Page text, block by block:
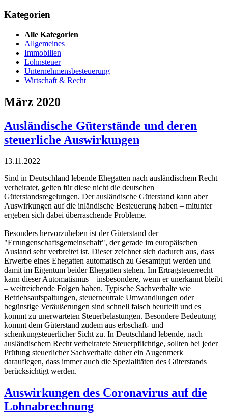
Kategorien
Alle Kategorien
Allgemeines
Immobilien
Lohnsteuer
Unternehmensbesteuerung
Wirtschaft & Recht
März 2020
Ausländische Güterstände und deren
steuerliche Auswirkungen
13.11.2022
Sind in Deutschland lebende Ehegatten nach ausländischem Recht
verheiratet, gelten für diese nicht die deutschen
Güterstandsregelungen. Der ausländische Güterstand kann aber
Auswirkungen auf die inländische Besteuerung haben – mitunter
ergeben sich dabei überraschende Probleme.
Besonders hervorzuheben ist der Güterstand der
"Errungenschaftsgemeinschaft", der gerade im europäischen
Ausland sehr verbreitet ist. Dieser zeichnet sich dadurch aus, dass
Erwerbe eines Ehegatten automatisch zu Gesamtgut werden und
damit im Eigentum beider Ehegatten stehen. Im Ertragsteuerrecht
kann dieser Automatismus – insbesondere, wenn er unerkannt bleibt
– weitreichende Folgen haben. Typische Sachverhalte wie
Betriebsaufspaltungen, steuerneutrale Umwandlungen oder
begünstige Veräußerungen sind schnell falsch beurteilt und es
kommt zu unerwarteten Steuerbelastungen. Besondere Bedeutung
kommt dem Güterstand zudem aus erbschaft- und
schenkungsteuerlicher Sicht zu. In Deutschland lebende, nach
ausländischem Recht verheiratete Steuerpflichtige, sollten bei jeder
Prüfung steuerlicher Sachverhalte daher ein Augenmerk
darauflegen, dass immer auch die Spezialitäten des Güterstands
berücksichtigt werden.
Auswirkungen des Coronavirus auf die
Lohnabrechnung